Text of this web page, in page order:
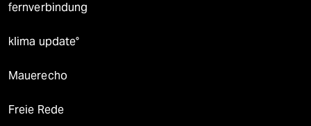
fernverbindung
klima update°
Mauerecho
Freie Rede